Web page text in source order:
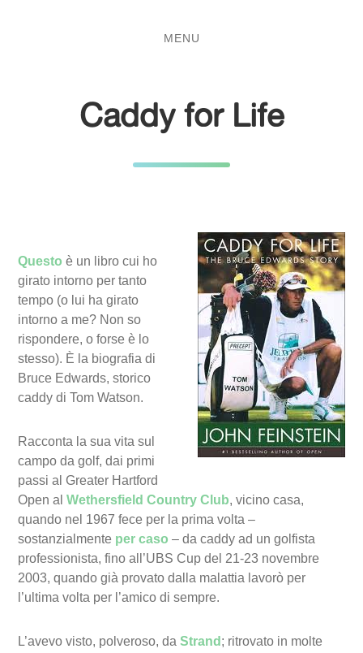
MENU
Caddy for Life
Questo è un libro cui ho
girato intorno per tanto
tempo (o lui ha girato
intorno a me? Non so
rispondere, o forse è lo
stesso). È la biografia di
Bruce Edwards, storico
caddy di Tom Watson.
Racconta la sua vita sul
campo da golf, dai primi
passi al Greater Hartford
Open alWethersfield Country Club, vicino casa,
quando nel 1967 fece per la prima volta –
sostanzialmente per caso – da caddy ad un golfista
professionista, fino all’UBS Cup del 21-23 novembre
2003, quando già provato dalla malattia lavorò per
l’ultima volta per l’amico di sempre.
L’avevo visto, polveroso, daStrand ; ritrovato in molte